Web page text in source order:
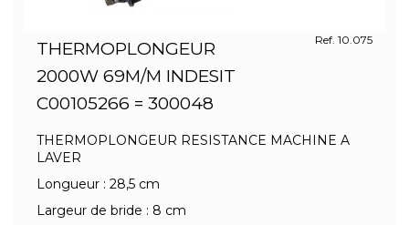
THERMOPLONGEUR
2000W 69M/M INDESIT
C00105266 = 300048
Ref. 10.075
THERMOPLONGEUR RESISTANCE MACHINE A
LAVER
Longueur : 28,5 cm
Largeur de bride : 8 cm